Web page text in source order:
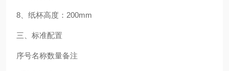
8、纸杯高度：200mm
三、标准配置
序号名称数量备注